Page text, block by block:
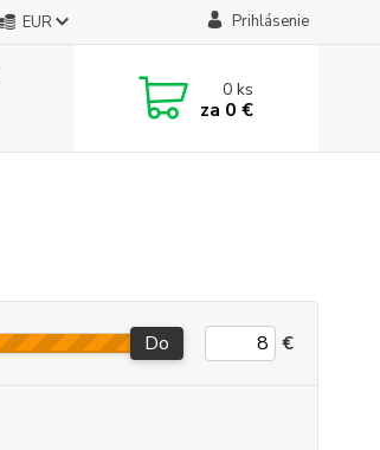
EUR Prihlásenie
0ks
za 0 €
Do €